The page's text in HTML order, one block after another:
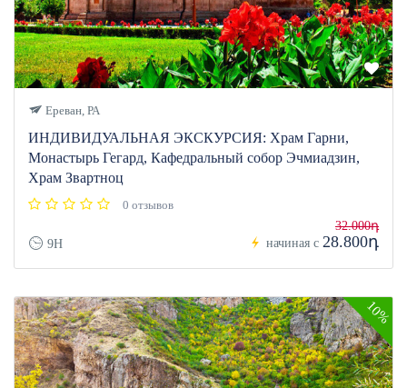
Ереван, РА
ИНДИВИДУАЛЬНАЯ ЭКСКУРСИЯ: Храм Гарни,
Монастырь Гегард, Кафедральный собор Эчмиадзин,
Храм Звартноц
0 отзывов
9H начиная с
32.000դ
28.800դ
10%